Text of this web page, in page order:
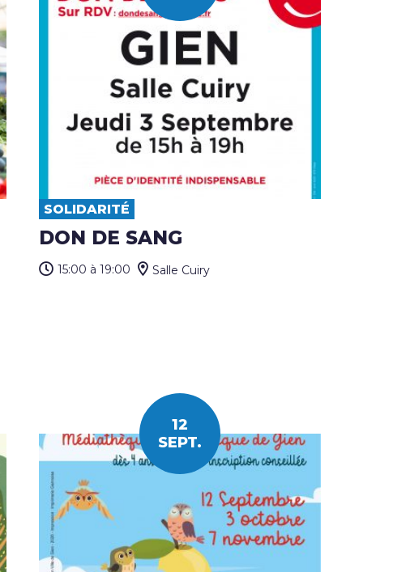
SOLIDARITÉ
DON DE SANG
15:00 à 19:00 Salle Cuiry
12
SEPT.